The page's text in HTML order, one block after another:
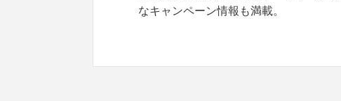
なキャンペーン情報も満載。